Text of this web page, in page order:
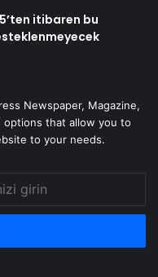
itibaren bu
Newspaper, Magazine,
options that allow you to
to your needs.